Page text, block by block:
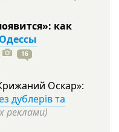
как
16
Оскар»:
дублерів та
реклами)